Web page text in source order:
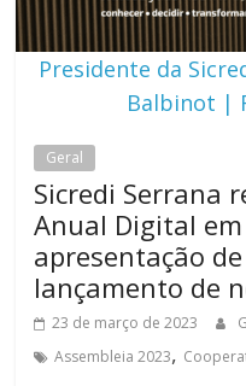
Presidente da
Balbinot |
Geral
Sicredi Serrana
Anual Digital
apresentação
lançamento de
23 de março de 2023
Assembleia 2023,